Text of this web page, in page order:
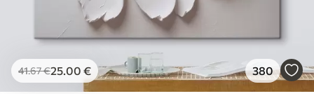
41.67€25.00 € 380